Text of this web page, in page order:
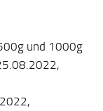
und 1000g